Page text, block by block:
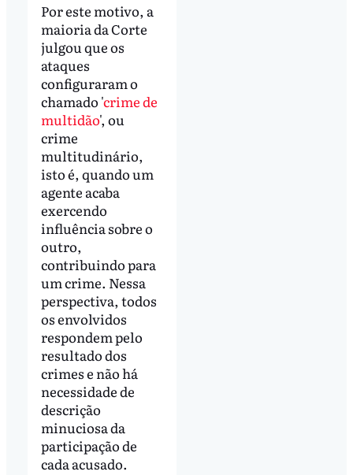
Por este motivo, a
maioria da Corte
julgou que os
ataques
configuraram o
chamado 'crime de
multidão', ou
crime
multitudinário,
isto é, quando um
agente acaba
exercendo
influência sobre o
outro,
contribuindo para
um crime. Nessa
perspectiva, todos
os envolvidos
respondem pelo
resultado dos
crimes e não há
necessidade de
descrição
minuciosa da
participação de
cada acusado.